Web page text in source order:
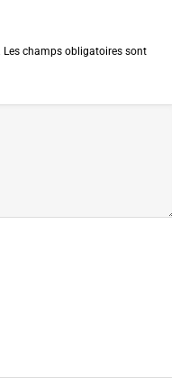
Les champs obligatoires sont